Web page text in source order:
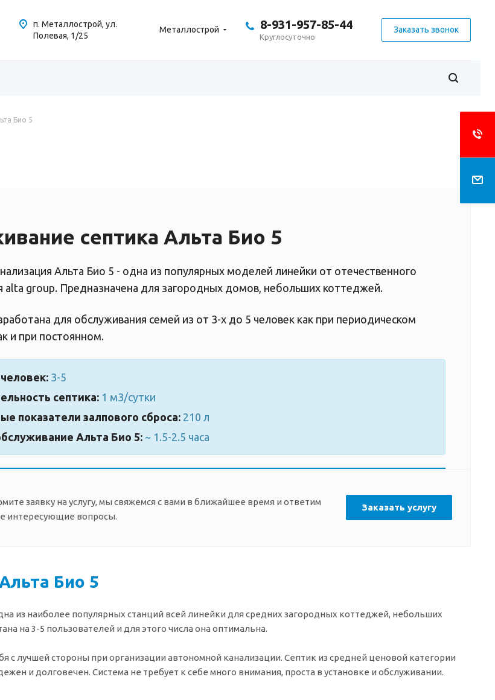
Металлострой 8-931-957-85-44
Круглосуточно
Заказать звонок
п. Металлострой, ул.
Полевая, 1/25
Био 5
септика Альта Био 5
Альта Био 5 - одна из популярных моделей линейки от отечественного
alta group. Предназначена для загородных домов, небольших коттеджей.
для обслуживания семей из от 3-х до 5 человек как при периодическом
и при постоянном.
3-5
септика: 1 м3/сутки
показатели залпового сброса: 210 л
Альта Био 5: ~ 1.5-2.5 часа
заявку на услугу, мы свяжемся с вами в ближайшее время и ответим
интересующие вопросы.
Заказать услугу
Био 5
из наиболее популярных станций всей линейки для средних загородных коттеджей, небольших
на 3-5 пользователей и для этого числа она оптимальна.
с лучшей стороны при организации автономной канализации. Септик из средней ценовой категории
и долговечен. Система не требует к себе много внимания, проста в установке и обслуживании.